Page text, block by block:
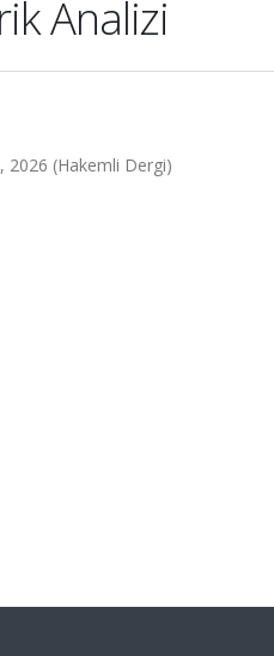
Analizi
2026 (Hakemli Dergi)